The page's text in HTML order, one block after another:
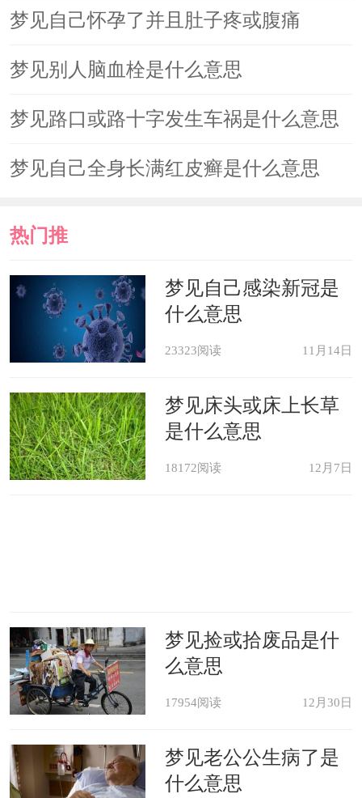
梦见自己怀孕了并且肚子疼或腹痛
梦见别人脑血栓是什么意思
梦见路口或路十字发生车祸是什么意思
梦见自己全身长满红皮癣是什么意思
热门推
荐
梦见自己感染新冠是
什么意思
23323阅读 11月14日
梦见床头或床上长草
是什么意思
18172阅读 12月7日
梦见捡或拾废品是什
么意思
17954阅读 12月30日
梦见老公公生病了是
什么意思